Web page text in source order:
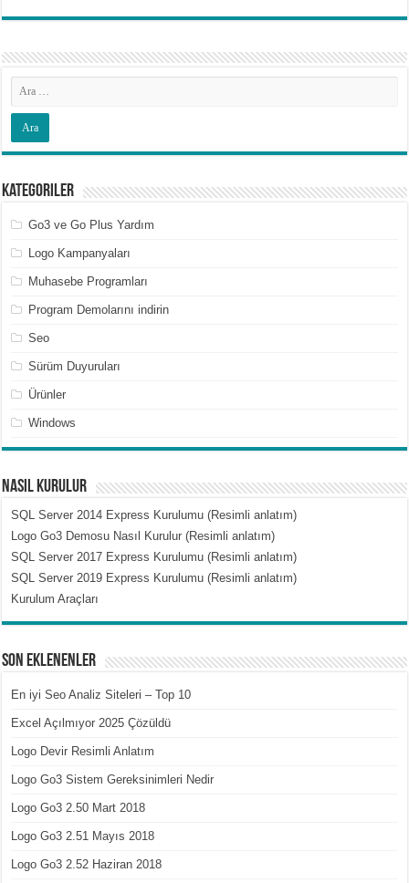
Kategoriler
Go3 ve Go Plus Yardım
Logo Kampanyaları
Muhasebe Programları
Program Demolarını indirin
Seo
Sürüm Duyuruları
Ürünler
Windows
Nasıl Kurulur
SQL Server 2014 Express Kurulumu (Resimli anlatım)
Logo Go3 Demosu Nasıl Kurulur (Resimli anlatım)
SQL Server 2017 Express Kurulumu (Resimli anlatım)
SQL Server 2019 Express Kurulumu (Resimli anlatım)
Kurulum Araçları
Son Eklenenler
En iyi Seo Analiz Siteleri – Top 10
Excel Açılmıyor 2025 Çözüldü
Logo Devir Resimli Anlatım
Logo Go3 Sistem Gereksinimleri Nedir
Logo Go3 2.50 Mart 2018
Logo Go3 2.51 Mayıs 2018
Logo Go3 2.52 Haziran 2018